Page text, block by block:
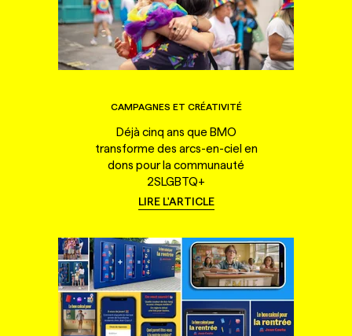
CAMPAGNES ET CRÉATIVITÉ
Déjà cinq ans que BMO
transforme des arcs-en-ciel en
dons pour la communauté
2SLGBTQ+
LIRE L'ARTICLE